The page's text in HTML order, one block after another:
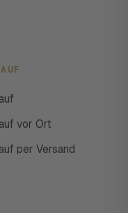
vor Ort
per Versand